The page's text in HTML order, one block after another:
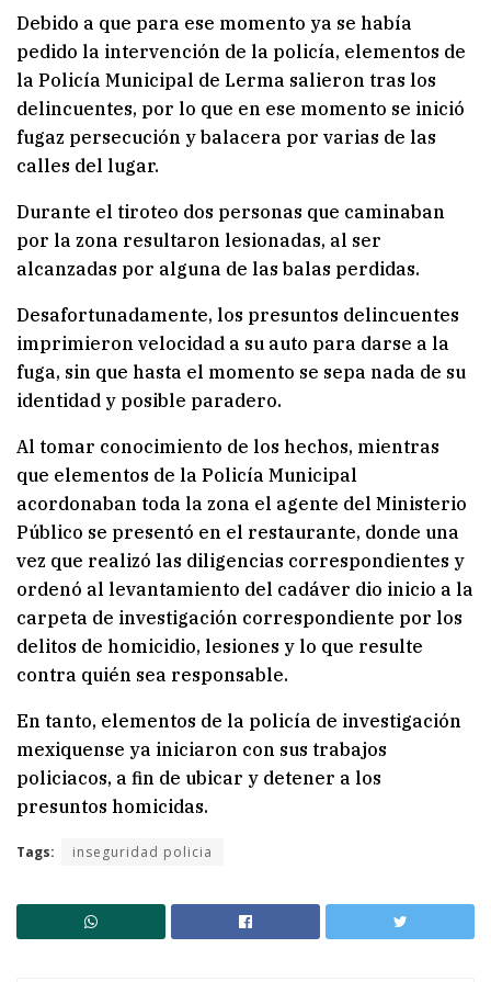
Debido a que para ese momento ya se había
pedido la intervención de la policía, elementos de
la Policía Municipal de Lerma salieron tras los
delincuentes, por lo que en ese momento se inició
fugaz persecución y balacera por varias de las
calles del lugar.
Durante el tiroteo dos personas que caminaban
por la zona resultaron lesionadas, al ser
alcanzadas por alguna de las balas perdidas.
Desafortunadamente, los presuntos delincuentes
imprimieron velocidad a su auto para darse a la
fuga, sin que hasta el momento se sepa nada de su
identidad y posible paradero.
Al tomar conocimiento de los hechos, mientras
que elementos de la Policía Municipal
acordonaban toda la zona el agente del Ministerio
Público se presentó en el restaurante, donde una
vez que realizó las diligencias correspondientes y
ordenó al levantamiento del cadáver dio inicio a la
carpeta de investigación correspondiente por los
delitos de homicidio, lesiones y lo que resulte
contra quién sea responsable.
En tanto, elementos de la policía de investigación
mexiquense ya iniciaron con sus trabajos
policiacos, a fin de ubicar y detener a los
presuntos homicidas.
Tags: inseguridad policia